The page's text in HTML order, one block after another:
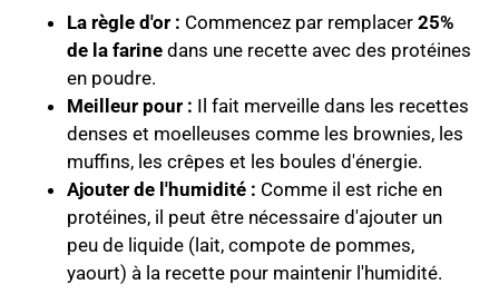
La règle d'or : Commencez par remplacer 25%
de la farine dans une recette avec des protéines
en poudre.
Meilleur pour : Il fait merveille dans les recettes
denses et moelleuses comme les brownies, les
muffins, les crêpes et les boules d'énergie.
Ajouter de l'humidité : Comme il est riche en
protéines, il peut être nécessaire d'ajouter un
peu de liquide (lait, compote de pommes,
yaourt) à la recette pour maintenir l'humidité.